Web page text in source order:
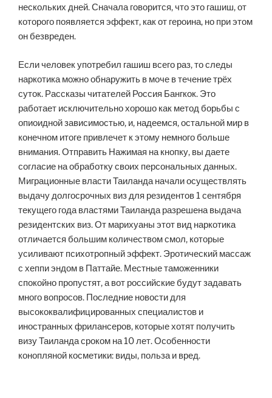
нескольких дней. Сначала говорится, что это гашиш, от
которого появляется эффект, как от героина, но при этом
он безвреден.
Если человек употребил гашиш всего раз, то следы
наркотика можно обнаружить в моче в течение трёх
суток. Рассказы читателей Россия Бангкок. Это
работает исключительно хорошо как метод борьбы с
опиоидной зависимостью, и, надеемся, остальной мир в
конечном итоге привлечет к этому немного больше
внимания. Отправить Нажимая на кнопку, вы даете
согласие на обработку своих персональных данных.
Миграционные власти Таиланда начали осуществлять
выдачу долгосрочных виз для резидентов 1 сентября
текущего года властями Таиланда разрешена выдача
резидентских виз. От марихуаны этот вид наркотика
отличается большим количеством смол, которые
усиливают психотропный эффект. Эротический массаж
с хеппи эндом в Паттайе. Местные таможенники
спокойно пропустят, а вот российские будут задавать
много вопросов. Последние новости для
высококвалифицированных специалистов и
иностранных фрилансеров, которые хотят получить
визу Таиланда сроком на 10 лет. Особенности
конопляной косметики: виды, польза и вред.